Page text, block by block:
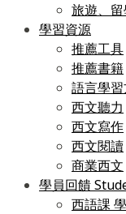
旅遊、
學習資源
推薦工具
推薦書籍
語言學
西文聽力
西文寫作
西文閱讀
商業西文
學員回饋
西語課